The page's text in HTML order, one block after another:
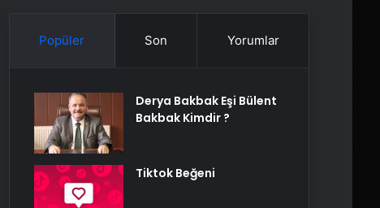
Popüler Son Yorumlar
Derya Bakbak Eşi Bülent
Bakbak Kimdir ?
Tiktok Beğeni